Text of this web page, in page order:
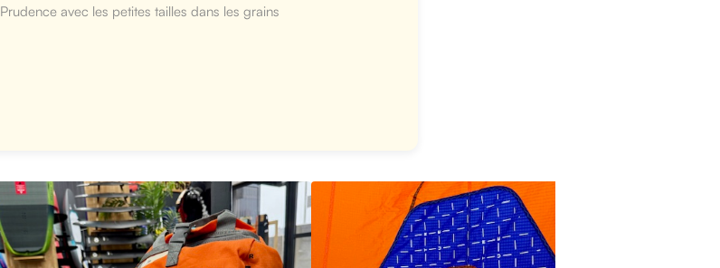
Prudence avec les petites tailles dans les grains